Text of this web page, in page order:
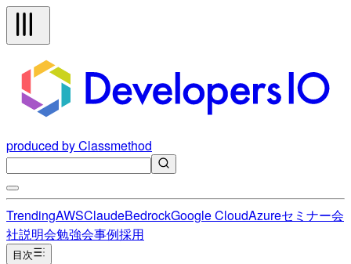
produced by Classmethod
TrendingAWSClaudeBedrockGoogle CloudAzureセミナー会
社説明会勉強会事例採用
目次